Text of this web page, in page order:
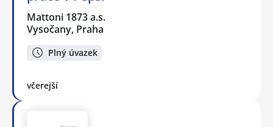
Mattoni 1873 a.s.
Vysočany, Praha
Plný úvazek
včerejší